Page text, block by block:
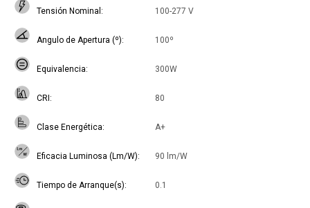
Tensión Nominal 100-277 V
Angulo de Apertura (º) 100º
Equivalencia 300W
CRI 80
Clase Energética A+
Eficacia Luminosa (Lm/W) 90 lm/W
Tiempo de Arranque(s) 0.1